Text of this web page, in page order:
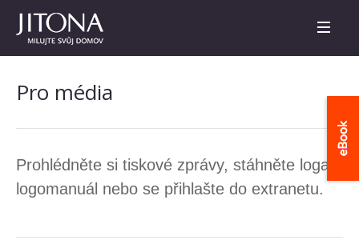
Pro média
Prohlédněte si tiskové zprávy, stáhněte loga a
logomanuál nebo se přihlašte do extranetu.